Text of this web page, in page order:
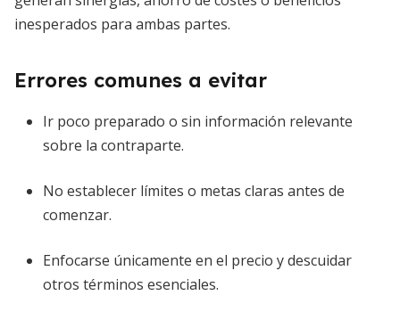
inesperados para ambas partes.
Errores comunes a evitar
Ir poco preparado o sin información relevante
sobre la contraparte.
No establecer límites o metas claras antes de
comenzar.
Enfocarse únicamente en el precio y descuidar
otros términos esenciales.